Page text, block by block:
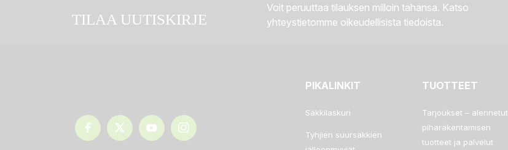
TILAA UUTISKIRJE
Voit peruuttaa tilauksen milloin tahansa. Katso
yhteystietomme oikeudellisista tiedoista.
PIKALINKIT
Säkkilaskuri
Tyhjien suursäkkien
TUOTTEET
Tarjoukset – alennetut
piharakentamisen
tuotteet ja palvelut